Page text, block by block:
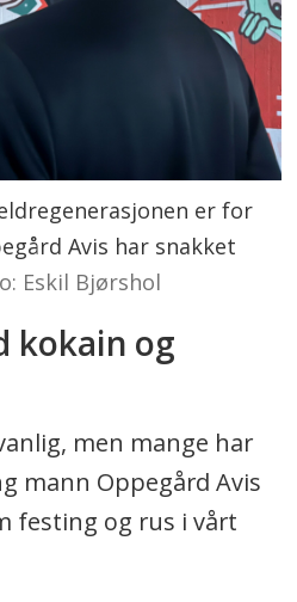
er for
Avis har snakket
Eskil Bjørshol
kokain og
men mange har
mann Oppegård Avis
festing og rus i vårt